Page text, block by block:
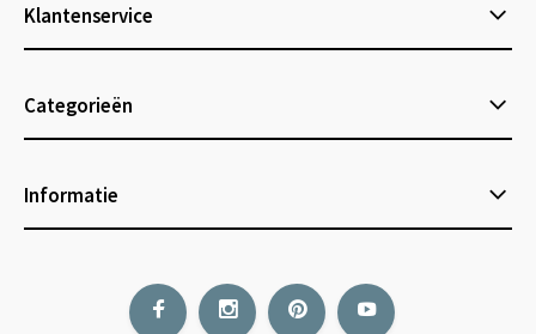
Klantenservice
Categorieën
Informatie